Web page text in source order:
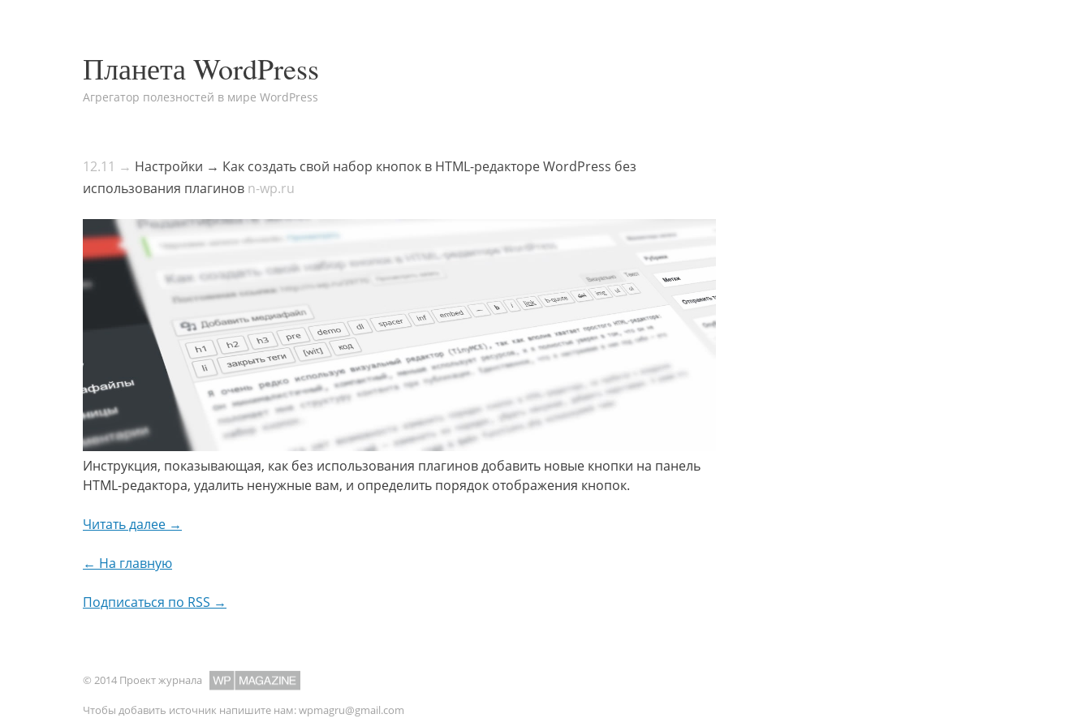
Планета WordPress
Агрегатор полезностей в мире WordPress
12.11 → Настройки → Как создать свой набор кнопок в HTML-редакторе WordPress без
использования плагинов n-wp.ru
Инструкция, показывающая, как без использования плагинов добавить новые кнопки на панель
HTML-редактора, удалить ненужные вам, и определить порядок отображения кнопок.
Читать далее →
← На главную
Подписаться по RSS →
© 2014 Проект журнала
Чтобы добавить источник напишите нам:wpmagru@gmail.com